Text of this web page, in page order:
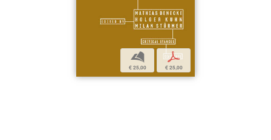
b
€ 25,00
p
€ 25,00